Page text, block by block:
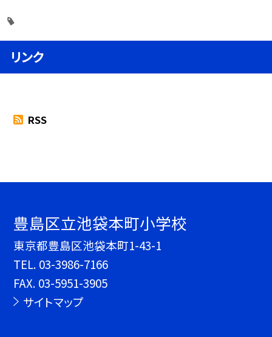
リンク
RSS
豊島区立池袋本町小学校
東京都豊島区池袋本町1-43-1
TEL. 03-3986-7166
FAX. 03-5951-3905
サイトマップ